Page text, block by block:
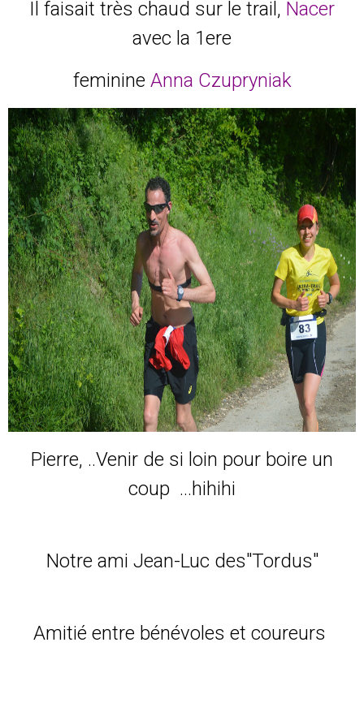
Il faisait très chaud sur le trail, Nacer
avec la 1ere
feminine Anna Czupryniak
Pierre, ..Venir de si loin pour boire un
coup ...hihihi
Notre ami Jean-Luc des"Tordus"
Amitié entre bénévoles et coureurs